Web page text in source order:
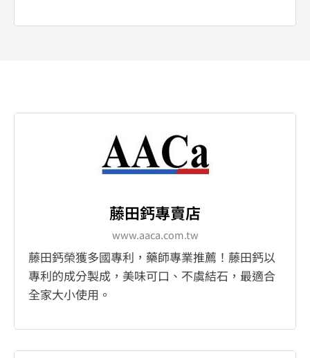
藤田鈣專賣店
www.aaca.com.tw
藤田鈣榮獲多國專利，藥師專業推薦！藤田鈣以
專利的成分製成，美味可口、不虞結石，最適合
全家大小使用。